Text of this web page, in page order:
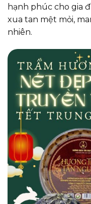
hạnh phúc cho gia
xua tan mệt mỏi,
nhiên.